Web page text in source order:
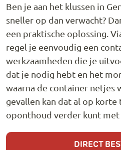
Ben je aan het klussen in
sneller op dan verwacht?
een praktische oplossing.
regel je eenvoudig een
werkzaamheden die je
dat je nodig hebt en het
waarna de container netjes
gevallen kan dat al op
oponthoud verder kunt met
DIRECT